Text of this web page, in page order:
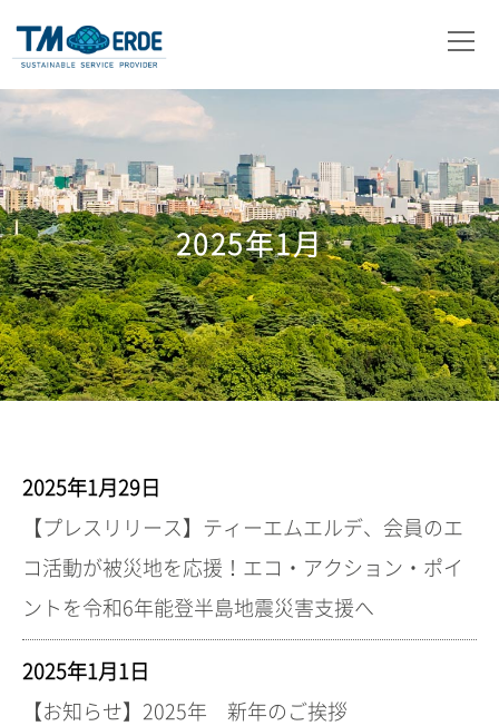
事業内容
取扱製品
ニュース
お問い合わせ
2025年1月
2025年1月29日
【プレスリリース】ティーエムエルデ、会員のエ
コ活動が被災地を応援！エコ・アクション・ポイ
ントを令和6年能登半島地震災害支援へ
2025年1月1日
【お知らせ】2025年 新年のご挨拶